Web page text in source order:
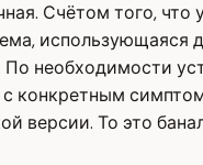
Счётом того, что
использующаяся
По необходимости
конкретным
версии. То это